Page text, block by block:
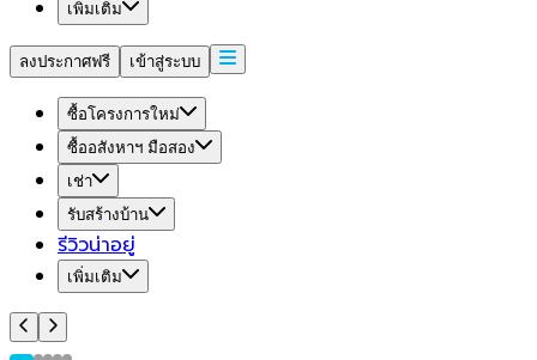
เพิ่มเติม
ลงประกาศฟรี เข้าสู่ระบบ
ซื้อโครงการใหม่
ซื้ออสังหาฯ มือสอง
เช่า
รับสร้างบ้าน
รีวิวน่าอยู่
เพิ่มเติม